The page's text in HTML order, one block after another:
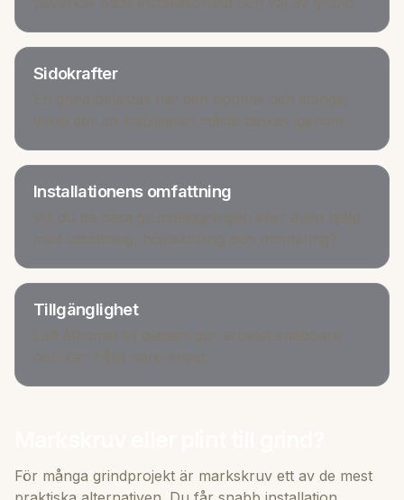
Sidokrafter
En grind belastas när den öppnas och stängs,
vilket gör att stabiliteten måste tänkas igenom.
Installationens omfattning
Vill du ha bara grundläggningen eller även hjälp
med utsättning, höjdsättning och montering?
Tillgänglighet
Lätt åtkomst till platsen gör arbetet snabbare
och kan hålla nere priset.
För många grindprojekt är markskruv ett av de mest